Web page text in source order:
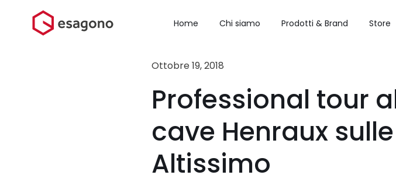
contenuto
Home Chi siamo Prodotti & Brand Store
Ottobre 19, 2018
Professional tour
cave Henraux
Altissimo